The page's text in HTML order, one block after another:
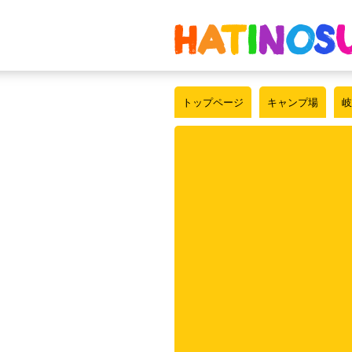
トップページ キャンプ場